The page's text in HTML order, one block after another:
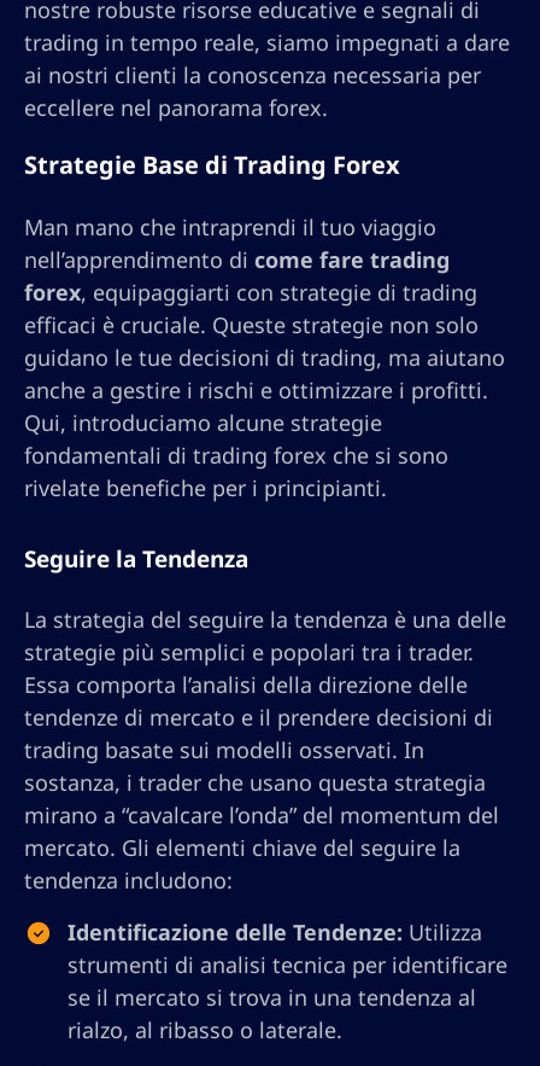
nostre robuste risorse educative e segnali di
trading in tempo reale, siamo impegnati a dare
ai nostri clienti la conoscenza necessaria per
eccellere nel panorama forex.
Strategie Base di Trading Forex
Man mano che intraprendi il tuo viaggio
nell’apprendimento di come fare trading
forex, equipaggiarti con strategie di trading
efficaci è cruciale. Queste strategie non solo
guidano le tue decisioni di trading, ma aiutano
anche a gestire i rischi e ottimizzare i profitti.
Qui, introduciamo alcune strategie
fondamentali di trading forex che si sono
rivelate benefiche per i principianti.
Seguire la Tendenza
La strategia del seguire la tendenza è una delle
strategie più semplici e popolari tra i trader.
Essa comporta l’analisi della direzione delle
tendenze di mercato e il prendere decisioni di
trading basate sui modelli osservati. In
sostanza, i trader che usano questa strategia
mirano a “cavalcare l’onda” del momentum del
mercato. Gli elementi chiave del seguire la
tendenza includono:
Identificazione delle Tendenze: Utilizza
strumenti di analisi tecnica per identificare
se il mercato si trova in una tendenza al
rialzo, al ribasso o laterale.